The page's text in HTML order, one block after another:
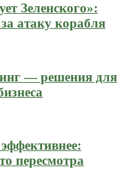
Зеленского»:
атаку корабля
— решения для
пересмотра